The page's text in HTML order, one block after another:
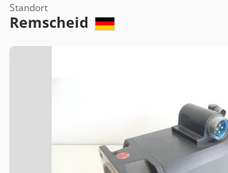
Standort
Remscheid